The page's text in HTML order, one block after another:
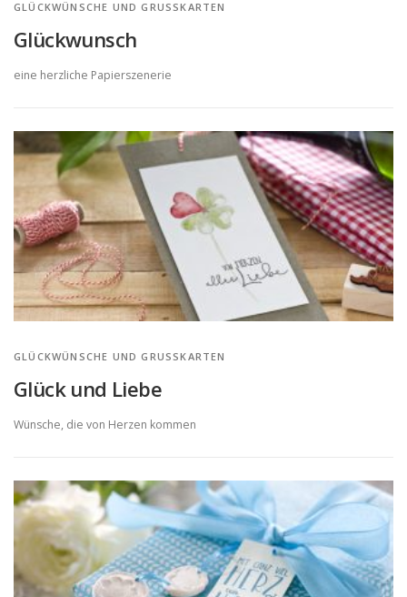
GLÜCKWÜNSCHE UND GRUSSKARTEN
Glückwunsch
eine herzliche Papierszenerie
GLÜCKWÜNSCHE UND GRUSSKARTEN
Glück und Liebe
Wünsche, die von Herzen kommen